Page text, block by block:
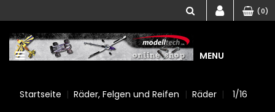
(0)
MENU
Startseite Räder, Felgen und Reifen Räder 1/16